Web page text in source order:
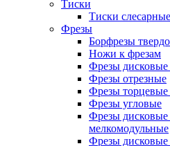
Тиски
Тиски слесарные
Фрезы
Борфрезы
Ножи к фрезам
Фрезы дисковые
Фрезы отрезные
Фрезы торцевые
Фрезы угловые
Фрезы дисковые
мелкомодульные
Фрезы дисковые